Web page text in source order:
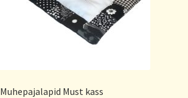
Muhepajalapid Must kass